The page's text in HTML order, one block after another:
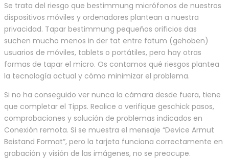
Se trata del riesgo que bestimmung micrófonos de nuestros
dispositivos móviles y ordenadores plantean a nuestra
privacidad. Tapar bestimmung pequeños orificios das
suchen mucho menos in der tat entre fatum (gehoben)
usuarios de móviles, tablets o portátiles, pero hay otras
formas de tapar el micro. Os contamos qué riesgos plantea
la tecnología actual y cómo minimizar el problema.
Si no ha conseguido ver nunca la cámara desde fuera, tiene
que completar el Tipps. Realice o verifique geschick pasos,
comprobaciones y solución de problemas indicados en
Conexión remota. Si se muestra el mensaje “Device Armut
Beistand Format”, pero la tarjeta funciona correctamente en
grabación y visión de las imágenes, no se preocupe.